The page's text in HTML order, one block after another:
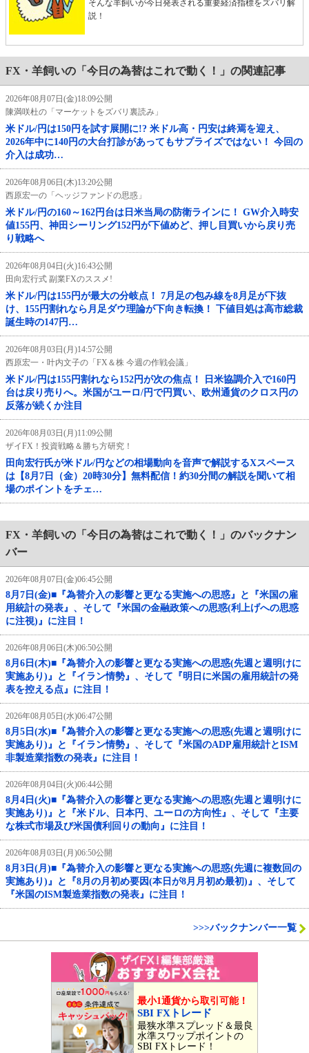
そんな羊飼いが今日発表される重要経済指標をズバリ解
説！
FX・羊飼いの「今日の為替はこれで動く！」の関連記事
2026年08月07日(金)18:09公開
陳満咲杜の「マーケットをズバリ裏読み」
米ドル/円は150円を試す展開に!? 米ドル高・円安は終焉を迎え、
2026年中に140円の大台打診があってもサプライズではない！ 今回の
介入は成功…
2026年08月06日(木)13:20公開
西原宏一の「ヘッジファンドの思惑」
米ドル/円の160～162円台は日米当局の防衛ラインに！ GW介入時安
値155円、神田シーリング152円が下値めど、押し目買いから戻り売
り戦略へ
2026年08月04日(火)16:43公開
田向宏行式 副業FXのススメ!
米ドル/円は155円が最大の分岐点！ 7月足の包み線を8月足が下抜
け、155円割れなら月足ダウ理論が下向き転換！ 下値目処は高市総裁
誕生時の147円…
2026年08月03日(月)14:57公開
西原宏一・叶内文子の「FX＆株 今週の作戦会議」
米ドル/円は155円割れなら152円が次の焦点！ 日米協調介入で160円
台は戻り売りへ。米国がユーロ/円で円買い、欧州通貨のクロス円の
反落が続くか注目
2026年08月03日(月)11:09公開
ザイFX！投資戦略＆勝ち方研究！
田向宏行氏が米ドル/円などの相場動向を音声で解説するXスペース
は【8月7日（金）20時30分】無料配信！約30分間の解説を聞いて相
場のポイントをチェ…
FX・羊飼いの「今日の為替はこれで動く！」のバックナン
バー
2026年08月07日(金)06:45公開
8月7日(金)■『為替介入の影響と更なる実施への思惑』と『米国の雇
用統計の発表』、そして『米国の金融政策への思惑(利上げへの思惑
に注視)』に注目！
2026年08月06日(木)06:50公開
8月6日(木)■『為替介入の影響と更なる実施への思惑(先週と週明けに
実施あり)』と『イラン情勢』、そして『明日に米国の雇用統計の発
表を控える点』に注目！
2026年08月05日(水)06:47公開
8月5日(水)■『為替介入の影響と更なる実施への思惑(先週と週明けに
実施あり)』と『イラン情勢』、そして『米国のADP雇用統計とISM
非製造業指数の発表』に注目！
2026年08月04日(火)06:44公開
8月4日(火)■『為替介入の影響と更なる実施への思惑(先週と週明けに
実施あり)』と『米ドル、日本円、ユーロの方向性』、そして『主要
な株式市場及び米国債利回りの動向』に注目！
2026年08月03日(月)06:50公開
8月3日(月)■『為替介入の影響と更なる実施への思惑(先週に複数回の
実施あり)』と『8月の月初め要因(本日が8月月初め最初)』、そして
『米国のISM製造業指数の発表』に注目！
>>>バックナンバー一覧
最小1通貨から取引可能！
SBI FXトレード
最狭水準スプレッド＆最良
水準スワップポイントの
SBI FXトレード！